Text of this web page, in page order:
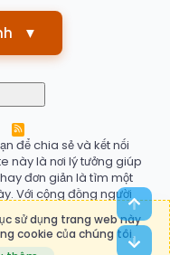
▼
R
S
S
để chia sẻ và kết nối
này là nơi lý tưởng giúp
đơn giản là tìm một
Với cộng đồng người
minh và giao diện thân
mối quan hệ phù hợp với
đầu hành trình kết nối
sử dụng trang web này
cookie của chúng tôi.
Top